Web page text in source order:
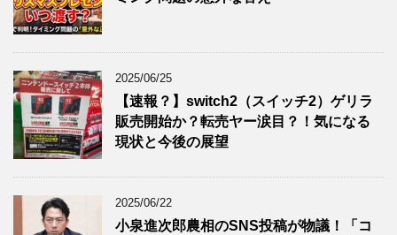
2025/06/25
【速報？】switch2（スイッチ2）ゲリラ
販売開始か？転売ヤー涙目？！気になる
現状と今後の展望
2025/06/22
小泉進次郎農相のSNS投稿が物議！「コ